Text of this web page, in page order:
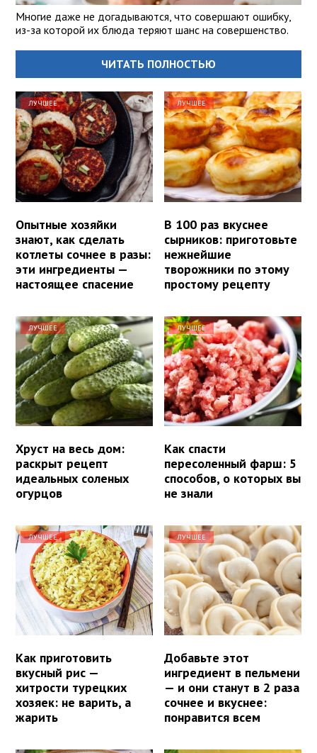
Многие даже не догадываются, что совершают ошибку,
из-за которой их блюда теряют шанс на совершенство.
ЧИТАТЬ ПОЛНОСТЬЮ
ЛУЧШЕЕ
Опытные хозяйки
знают, как сделать
котлеты сочнее в разы:
эти ингредиенты —
настоящее спасение
ЛУЧШЕЕ
В 100 раз вкуснее
сырников: приготовьте
нежнейшие
творожники по этому
простому рецепту
ЛУЧШЕЕ
Хруст на весь дом:
раскрыт рецепт
идеальных соленых
огурцов
ЛУЧШЕЕ
Как спасти
пересоленный фарш: 5
способов, о которых вы
не знали
ЛУЧШЕЕ
Как приготовить
вкусный рис —
хитрости турецких
хозяек: не варить, а
жарить
ЛУЧШЕЕ
Добавьте этот
ингредиент в пельмени
— и они станут в 2 раза
сочнее и вкуснее:
понравится всем